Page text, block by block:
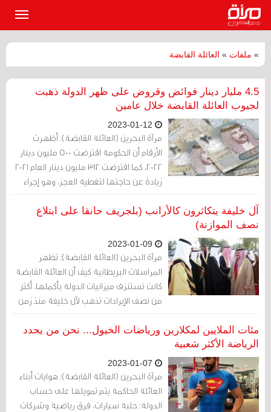
» ملفات » العائلة القابضة
4.5 مليار دينار فوائض وقروض على ظهر الدولة ذهبت
لجيوب العائلة القابضة خلال عامين
مرآة البحرين (العائلة القابضة): أظهرت
الأرقام أن الحكومة اقترضت 500 مليون دينار
2022، كما اقترضت 312 مليون دينار العام 2021
زيادة عن حاجتها لتغطية العجز، وهو إجراء
يتكرر كل عام لتمويل مشاريع خاصة للعائلة
القابضة.
آل خليفة يتكاثرون كالأرانب (بلجريف حانقا على ابتلاع
نصف الموازنة)
مرآة البحرين (العائلة القابضة): تظهر
المراسلات البريطانية كيف أن العائلة القابضة
كانت تستنزف ميزانيات الدولة بأكملها. أكثر
من نصف الإيرادات تذهب لآل خليفة منذ زمن
بعيد، ويقوم شيخ القبيلة أو الحاكم بتوزيعها
على أفراد عائلته وفداويته.
مئات الملايين لمكلارين ورياضات الخيول... نحن من يحدد
الرياضة الأكثر شعبية
مرآة البحرين (العائلة القابضة): هوايات أبناء
العائلة الحاكمة يتم تمويلها على حساب
الدولة: حلبة سيارات، فرق رياضية وشركات